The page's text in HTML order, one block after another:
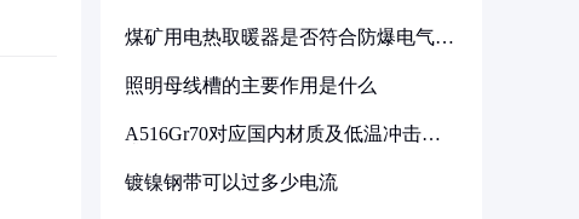
煤矿用电热取暖器是否符合防爆电气设
照明母线槽的主要作用是什么
A516Gr70对应国内材质及低温冲击要
镀镍钢带可以过多少电流